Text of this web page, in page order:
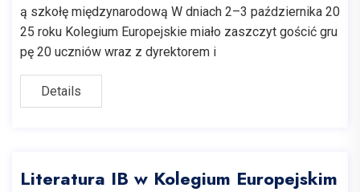
ą szkołę międzynarodową W dniach 2–3 października 20
25 roku Kolegium Europejskie miało zaszczyt gościć gru
pę 20 uczniów wraz z dyrektorem i
Details
Literatura IB w Kolegium Europejskim